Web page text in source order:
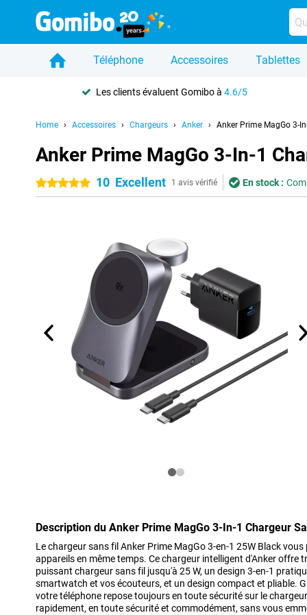
Téléphone Accessoires Tablettes
Les clients évaluent Gomibo à4.6/5
Home Accessoires Chargeurs Anker Anker Prime MagGo 3-
Anker Prime MagGo 3-In-1
5 étoiles10 Excellent 1 avis vérifié En stock :
Description du Anker Prime MagGo 3-In-1 Chargeur
Le chargeur sans fil Anker Prime MagGo 3-en-1 25W Black
appareils en même temps. Ce chargeur intelligent d'Anker offre
puissant chargeur sans fil jusqu'à 25 W, un design 3-en-1
smartwatch et vos écouteurs, et un design compact et pliable.
votre téléphone repose toujours en toute sécurité sur le
rapidement, en toute sécurité et commodément, sans vous